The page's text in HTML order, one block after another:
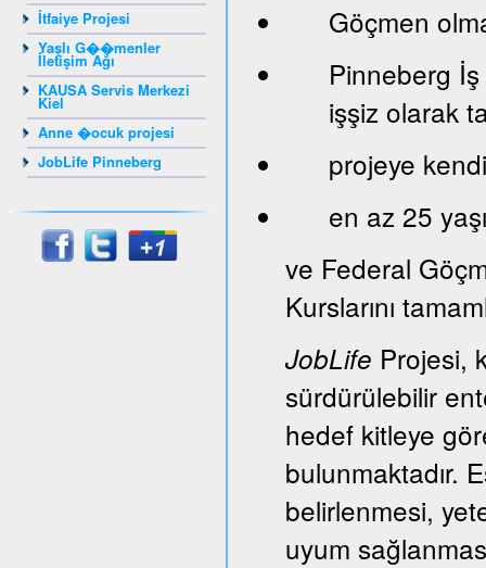
İtfaiye Projesi
Yaşlı G��menler
İletişim Ağı
KAUSA Servis Merkezi
Kiel
Anne �ocuk projesi
JobLife Pinneberg
Göçmen
Pinneberg
işşiz olarak
projeye
en az 25
ve Federal
Kurslarını
JobLife Projesi,
sürdürülebilir
hedef kitleye
bulunmaktadır.
belirlenmesi,
uyum